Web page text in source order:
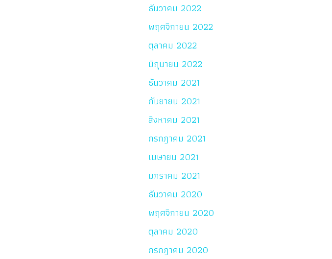
ธันวาคม 2022
พฤศจิกายน 2022
ตุลาคม 2022
มิถุนายน 2022
ธันวาคม 2021
กันยายน 2021
สิงหาคม 2021
กรกฎาคม 2021
เมษายน 2021
มกราคม 2021
ธันวาคม 2020
พฤศจิกายน 2020
ตุลาคม 2020
กรกฎาคม 2020